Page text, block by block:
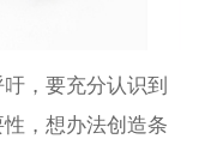
，要充分认识到
，想办法创造条